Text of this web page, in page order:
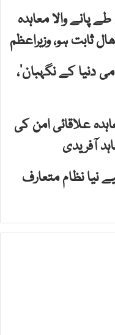
پانے والا معاہدہ
ثابت ہو، وزیراعظم
دنیا کے نگہبان’،
علاقائی امن کی
آفریدی
نیا نظام متعارف